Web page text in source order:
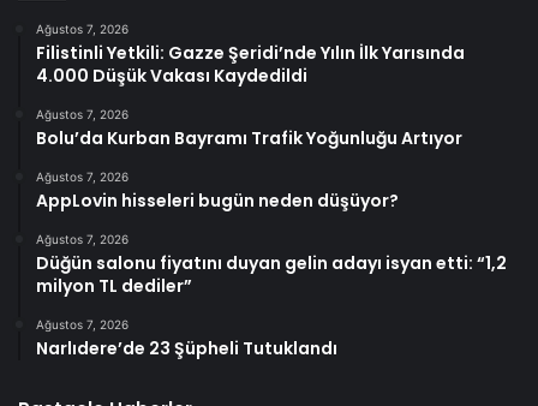
Ağustos 7, 2026
Filistinli Yetkili: Gazze Şeridi’nde Yılın İlk Yarısında
4.000 Düşük Vakası Kaydedildi
Ağustos 7, 2026
Bolu’da Kurban Bayramı Trafik Yoğunluğu Artıyor
Ağustos 7, 2026
AppLovin hisseleri bugün neden düşüyor?
Ağustos 7, 2026
Düğün salonu fiyatını duyan gelin adayı isyan etti: “1,2
milyon TL dediler”
Ağustos 7, 2026
Narlıdere’de 23 Şüpheli Tutuklandı